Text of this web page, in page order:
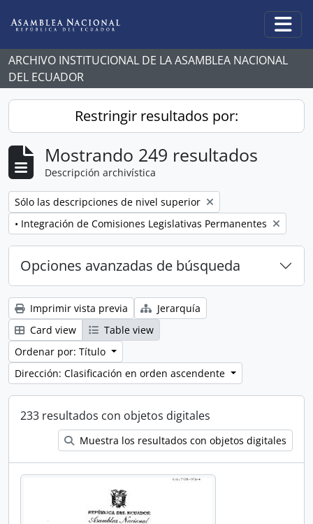
ARCHIVO INSTITUCIONAL DE LA ASAMBLEA NACIONAL
DEL ECUADOR
Restringir resultados por:
Mostrando 249 resultados
Descripción archivística
Remove filter:
Sólo las descripciones de nivel superior
Remove filter:
• Integración de Comisiones Legislativas Permanentes
Opciones avanzadas de búsqueda
Imprimir vista previa
Jerarquía
Card view
Table view
Ordenar por: Título
Dirección: Clasificación en orden ascendente
233 resultados con objetos digitales
Muestra los resultados con objetos digitales